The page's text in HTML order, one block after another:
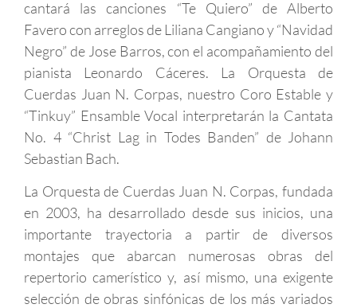
cantará las canciones “Te Quiero” de Alberto
Favero con arreglos de Liliana Cangiano y “Navidad
Negro” de Jose Barros, con el acompañamiento del
pianista Leonardo Cáceres. La Orquesta de
Cuerdas Juan N. Corpas, nuestro Coro Estable y
“Tinkuy” Ensamble Vocal interpretarán la Cantata
No. 4 “Christ Lag in Todes Banden” de Johann
Sebastian Bach.
La Orquesta de Cuerdas Juan N. Corpas, fundada
en 2003, ha desarrollado desde sus inicios, una
importante trayectoria a partir de diversos
montajes que abarcan numerosas obras del
repertorio camerístico y, así mismo, una exigente
selección de obras sinfónicas de los más variados